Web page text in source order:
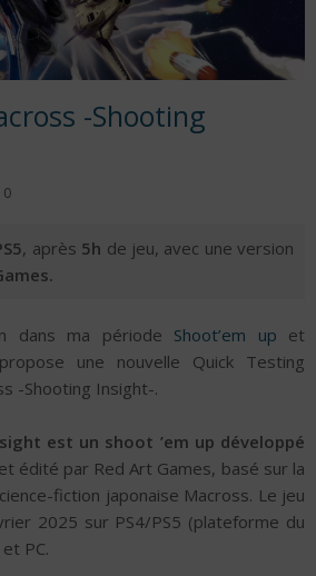
-Shooting
0
, après 5h de jeu, avec une version
dans ma période Shoot’em up et
une nouvelle Quick Testing
-Shooting Insight-.
est un shoot ’em up développé
et édité par Red Art Games, basé sur la
fiction japonaise Macross. Le jeu
2025 sur PS4/PS5 (plateforme du
PC.